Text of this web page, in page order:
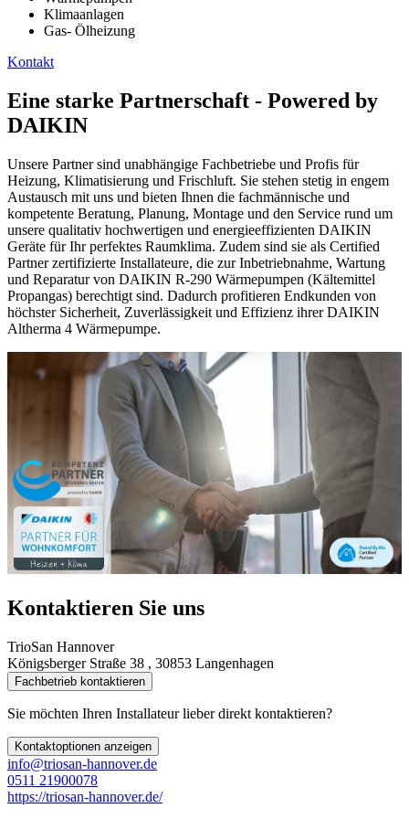
Klimaanlagen
Gas- Ölheizung
Kontakt
Eine starke Partnerschaft - Powered by
DAIKIN
Unsere Partner sind unabhängige Fachbetriebe und Profis für
Heizung, Klimatisierung und Frischluft. Sie stehen stetig in engem
Austausch mit uns und bieten Ihnen die fachmännische und
kompetente Beratung, Planung, Montage und den Service rund um
unsere qualitativ hochwertigen und energieeffizienten DAIKIN
Geräte für Ihr perfektes Raumklima. Zudem sind sie als Certified
Partner zertifizierte Installateure, die zur Inbetriebnahme, Wartung
und Reparatur von DAIKIN R-290 Wärmepumpen (Kältemittel
Propangas) berechtigt sind. Dadurch profitieren Endkunden von
höchster Sicherheit, Zuverlässigkeit und Effizienz ihrer DAIKIN
Altherma 4 Wärmepumpe.
Kontaktieren Sie uns
TrioSan Hannover
Königsberger Straße 38 , 30853 Langenhagen
Fachbetrieb kontaktieren
Sie möchten Ihren Installateur lieber direkt kontaktieren?
Kontaktoptionen anzeigen
info@triosan-hannover.de
0511 21900078
https://triosan-hannover.de/